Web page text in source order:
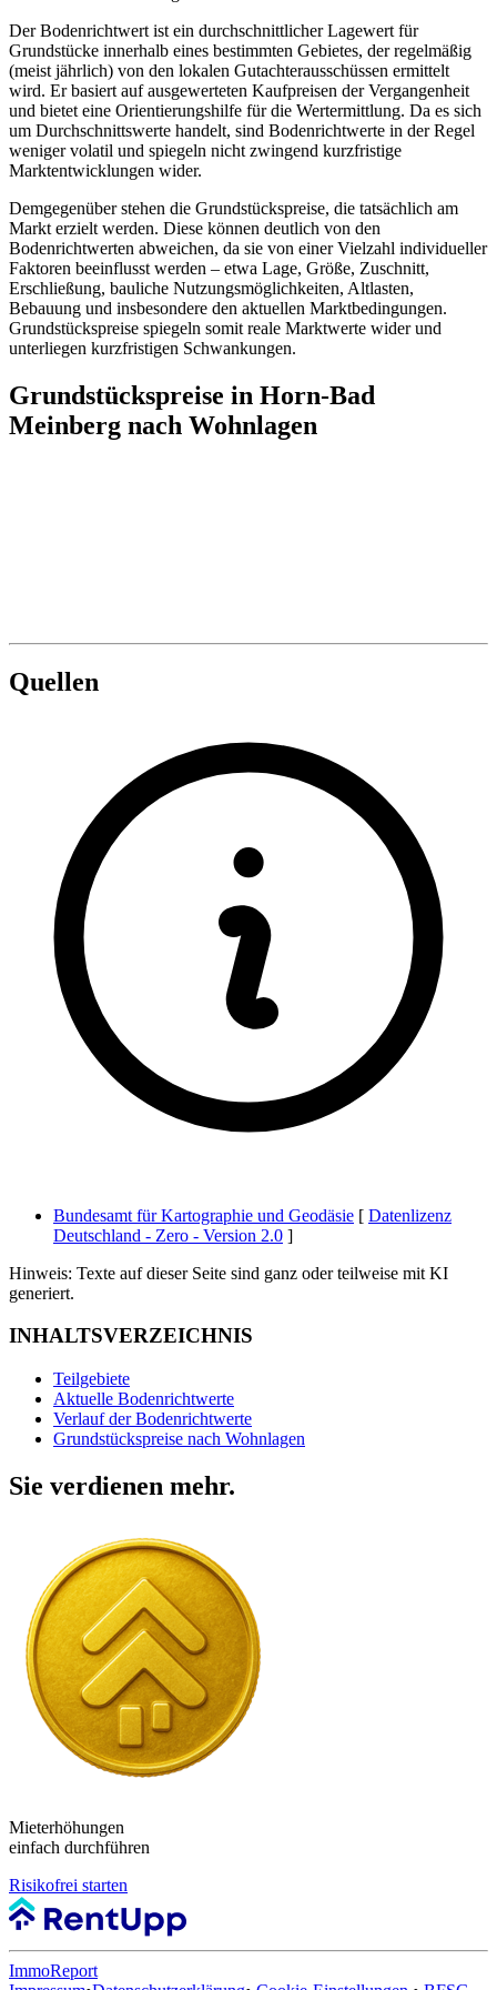
Der Bodenrichtwert ist ein durchschnittlicher Lagewert für
Grundstücke innerhalb eines bestimmten Gebietes, der regelmäßig
(meist jährlich) von den lokalen Gutachterausschüssen ermittelt
wird. Er basiert auf ausgewerteten Kaufpreisen der Vergangenheit
und bietet eine Orientierungshilfe für die Wertermittlung. Da es sich
um Durchschnittswerte handelt, sind Bodenrichtwerte in der Regel
weniger volatil und spiegeln nicht zwingend kurzfristige
Marktentwicklungen wider.
Demgegenüber stehen die Grundstückspreise, die tatsächlich am
Markt erzielt werden. Diese können deutlich von den
Bodenrichtwerten abweichen, da sie von einer Vielzahl individueller
Faktoren beeinflusst werden – etwa Lage, Größe, Zuschnitt,
Erschließung, bauliche Nutzungsmöglichkeiten, Altlasten,
Bebauung und insbesondere den aktuellen Marktbedingungen.
Grundstückspreise spiegeln somit reale Marktwerte wider und
unterliegen kurzfristigen Schwankungen.
Grundstückspreise in Horn-Bad
Meinberg nach Wohnlagen
Quellen
Bundesamt für Kartographie und Geodäsie [ Datenlizenz
Deutschland - Zero - Version 2.0 ]
Hinweis: Texte auf dieser Seite sind ganz oder teilweise mit KI
generiert.
INHALTSVERZEICHNIS
Teilgebiete
Aktuelle Bodenrichtwerte
Verlauf der Bodenrichtwerte
Grundstückspreise nach Wohnlagen
Sie verdienen mehr.
Mieterhöhungen
einfach durchführen
Risikofrei starten
ImmoReport